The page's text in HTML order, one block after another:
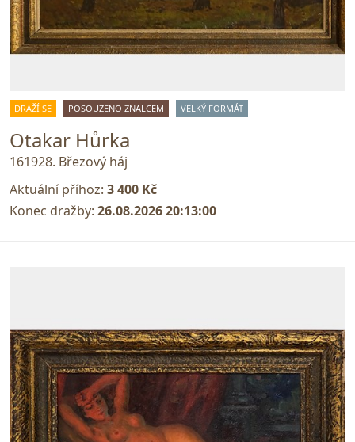
DRAŽÍ SE POSOUZENO ZNALCEM VELKÝ FORMÁT
Otakar Hůrka
161928. Březový háj
Aktuální příhoz: 3 400 Kč
Konec dražby: 26.08.2026 20:13:00